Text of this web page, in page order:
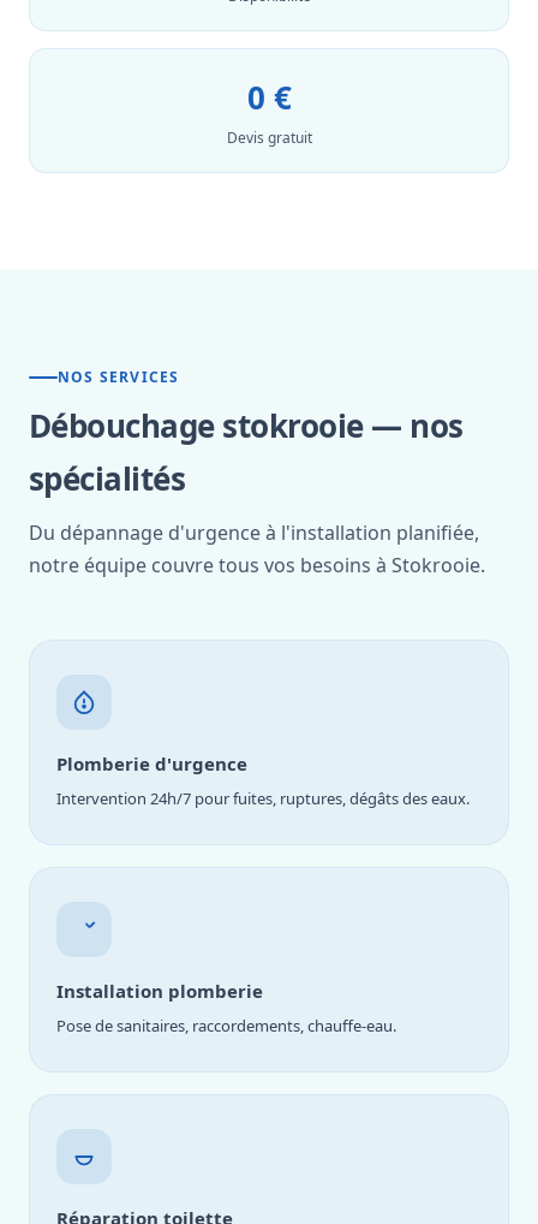
0 €
Devis gratuit
NOS SERVICES
Débouchage stokrooie — nos
spécialités
Du dépannage d'urgence à l'installation planifiée,
notre équipe couvre tous vos besoins à Stokrooie.
Plomberie d'urgence
Intervention 24h/7 pour fuites, ruptures, dégâts des eaux.
Installation plomberie
Pose de sanitaires, raccordements, chauffe-eau.
Réparation toilette